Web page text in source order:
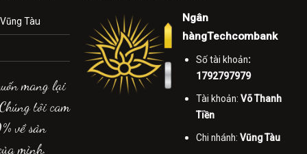
Tàu
mang lại
tôi cam
về sản
mình.
Ngân
hàngTechcombank
Số tài khoản:
1792797979
Tài khoản:Võ Thanh
Tiền
Chi nhánh:Vũng Tàu